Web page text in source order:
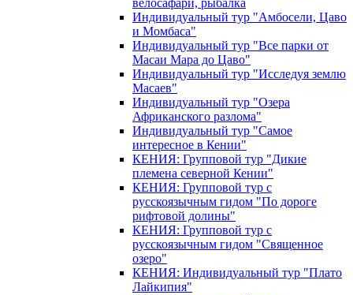
велосафари, рыбалка
Индивидуальный тур "Амбосели, Цаво
и Момбаса"
Индивидуальный тур "Все парки от
Масаи Мара до Цаво"
Индивидуальный тур "Исследуя землю
Масаев"
Индивидуальный тур "Озера
Африканского разлома"
Индивидуальный тур "Самое
интересное в Кении"
КЕНИЯ: Групповой тур "Дикие
племена северной Кении"
КЕНИЯ: Групповой тур с
русскоязычным гидом "По дороге
рифтовой долины"
КЕНИЯ: Групповой тур с
русскоязычным гидом "Священное
озеро"
КЕНИЯ: Индивидуальный тур "Плато
Лайкипия"